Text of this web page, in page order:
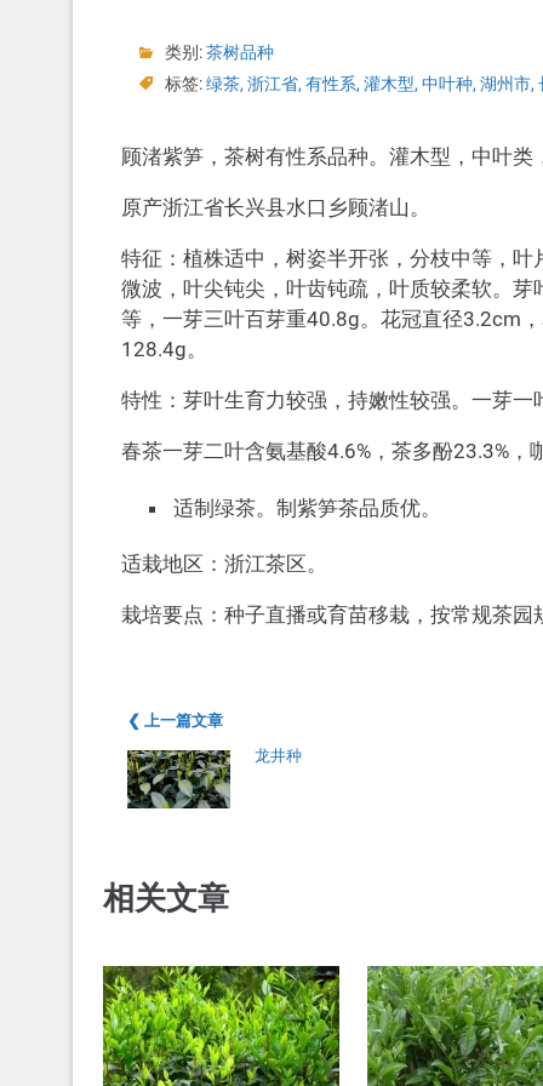
类别:茶树品种
标签:绿茶, 浙江省, 有性系, 灌木型, 中叶种, 湖州市,
顾渚紫笋，茶树有性系品种。灌木型，中叶类
原产浙江省长兴县水口乡顾渚山。
特征：植株适中，树姿半开张，分枝中等，
微波，叶尖钝尖，叶齿钝疏，叶质较柔软。
等，一芽三叶百芽重40.8g。花冠直径3.2cm
128.4g。
特性：芽叶生育力较强，持嫩性较强。一芽
春茶一芽二叶含氨基酸4.6%，茶多酚23.3%，
适制绿茶。制紫笋茶品质优。
适栽地区：浙江茶区。
栽培要点：种子直播或育苗移栽，按常规茶
❮ 上一篇文章
龙井种
相关文章